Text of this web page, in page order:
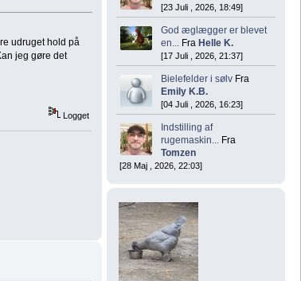
[23 Juli , 2026, 18:49]
God æglægger er blevet
en... Fra Helle K.
[17 Juli , 2026, 21:37]
Bielefelder i sølv Fra
Emily K.B.
[04 Juli , 2026, 16:23]
Indstilling af
rugemaskin... Fra
Tomzen
[28 Maj , 2026, 22:03]
udruget hold på
jeg gøre det
Logget